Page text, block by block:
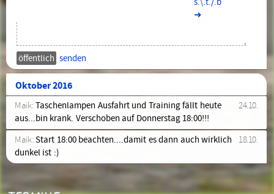
➜
senden
Oktober 2016
24.10.
Maik:Taschenlampen Ausfahrt und Training fällt heute
aus...bin krank. Verschoben auf Donnerstag 18:00!!!
18.10.
Maik:Start 18:00 beachten....damit es dann auch wirklich
dunkel ist :)